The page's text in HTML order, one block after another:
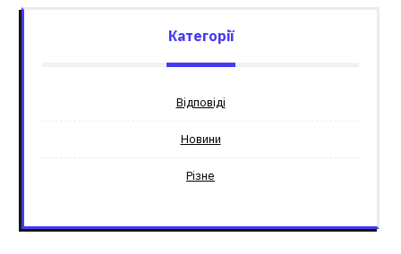
Категорії
Відповіді
Новини
Різне